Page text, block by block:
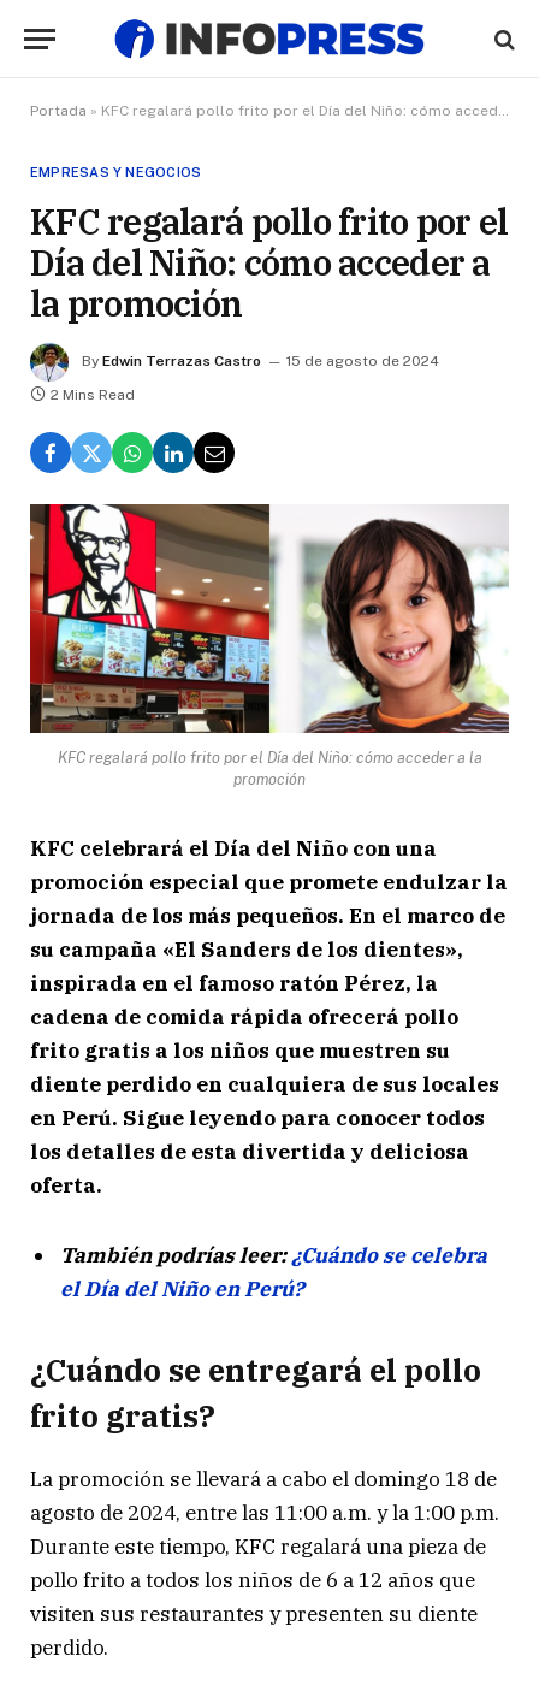
Portada » KFC regalará pollo frito por el Día del Niño: cómo acceder a la promoción
EMPRESAS Y NEGOCIOS
KFC regalará pollo frito por el
Día del Niño: cómo acceder a
la promoción
By Edwin Terrazas Castro
15 de agosto de 2024
2 Mins Read
KFC regalará pollo frito por el Día del Niño: cómo acceder a la
promoción
KFC celebrará el Día del Niño con una
promoción especial que promete endulzar la
jornada de los más pequeños. En el marco de
su campaña «El Sanders de los dientes»,
inspirada en el famoso ratón Pérez, la
cadena de comida rápida ofrecerá pollo
frito gratis a los niños que muestren su
diente perdido en cualquiera de sus locales
en Perú. Sigue leyendo para conocer todos
los detalles de esta divertida y deliciosa
oferta.
También podrías leer:¿Cuándo se celebra
el Día del Niño en Perú?
¿Cuándo se entregará el pollo
frito gratis?
La promoción se llevará a cabo el domingo 18 de
agosto de 2024, entre las 11:00 a.m. y la 1:00 p.m.
Durante este tiempo, KFC regalará una pieza de
pollo frito a todos los niños de 6 a 12 años que
visiten sus restaurantes y presenten su diente
perdido.